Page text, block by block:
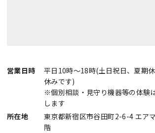
営業日時
平日10時～18時(土日祝日、夏期
休みです)
※個別相談・見守り機器等の体験
します
所在地
東京都新宿区市谷田町2-6-4 エア
階